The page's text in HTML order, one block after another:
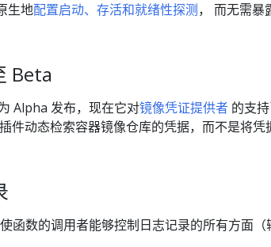
生地配置启动、存活和就绪性探测， 而无需暴
Beta
Alpha 发布，现在它对镜像凭证提供者 的支
件动态检索容器镜像仓库的凭据，而不是将凭
函数的调用者能够控制日志记录的所有方面（